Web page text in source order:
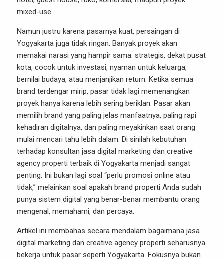
mixed-use.
Namun justru karena pasarnya kuat, persaingan di
Yogyakarta juga tidak ringan. Banyak proyek akan
memakai narasi yang hampir sama: strategis, dekat pusat
kota, cocok untuk investasi, nyaman untuk keluarga,
bernilai budaya, atau menjanjikan return. Ketika semua
brand terdengar mirip, pasar tidak lagi memenangkan
proyek hanya karena lebih sering beriklan. Pasar akan
memilih brand yang paling jelas manfaatnya, paling rapi
kehadiran digitalnya, dan paling meyakinkan saat orang
mulai mencari tahu lebih dalam. Di sinilah kebutuhan
terhadap konsultan jasa digital marketing dan creative
agency properti terbaik di Yogyakarta menjadi sangat
penting. Ini bukan lagi soal “perlu promosi online atau
tidak,” melainkan soal apakah brand properti Anda sudah
punya sistem digital yang benar-benar membantu orang
mengenal, memahami, dan percaya.
Artikel ini membahas secara mendalam bagaimana jasa
digital marketing dan creative agency properti seharusnya
bekerja untuk pasar seperti Yogyakarta. Fokusnya bukan